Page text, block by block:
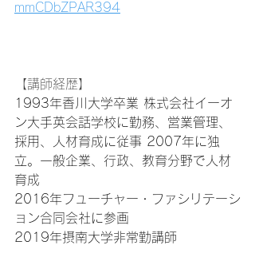
mmCDbZPAR394
【講師経歴】
1993年香川大学卒業 株式会社イーオ
ン大手英会話学校に勤務、営業管理、
採用、人材育成に従事 2007年に独
立。一般企業、行政、教育分野で人材
育成
2016年フューチャー・ファシリテーシ
ョン合同会社に参画
2019年摂南大学非常勤講師